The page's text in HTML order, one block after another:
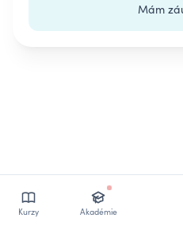
Mám
Kurzy Akadémie